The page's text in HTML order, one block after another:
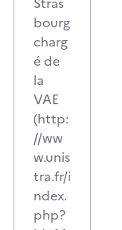
bourg
charg
é de
la
VAE
(http:
//ww
w.unis
tra.fr/i
ndex.
php?